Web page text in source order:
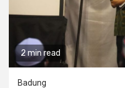
2 min read
Badung